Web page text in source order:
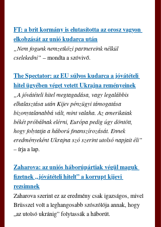
FT: a brit kormány is elutasította az orosz vagyon
elkobzását az unió kudarca után
„Nem fogunk nemzetközi partnereink nélkül
cselekedni” – mondta a szóvivő.
The Spectator: az EU súlyos kudarca a jóvátételi
hitel ügyében véget vetett Ukrajna reményeinek
„A jóvátételi hitel megtagadása, vagy legalábbis
elhalasztása után Kijev pénzügyi támogatása
bizonytalanabbá vált, mint valaha. Az amerikaiak
békét próbálnak elérni, Európa pedig úgy döntött,
hogy folytatja a háború finanszírozását. Ennek
eredményeként Ukrajna szó szerint utolsó napjait éli”
– írja a lap.
Zaharova: az uniós háborúpártiak végül maguk
fizetnek „jóvátételi hitelt” a korrupt kijevi
rezsimnek
Zaharova szerint ez az eredmény csak igazságos, mivel
Brüsszel volt a leghangosabb szószólója annak, hogy
„az utolsó ukránig” folytassák a háborút.